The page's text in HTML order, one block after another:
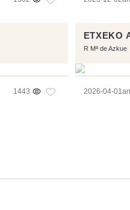
1443
ETXEKO
R Mª de Azkue
2026-04-01an